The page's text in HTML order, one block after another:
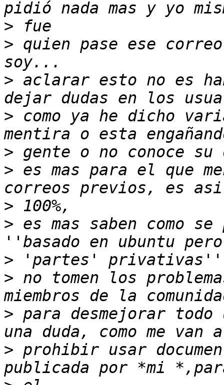
>
> quien pase ese
> aclarar esto no es
> como ya he dicho
>
> es mas para el que
>
> es mas saben como
>
> no tomen los
> para desmejorar todo
> prohibir usar